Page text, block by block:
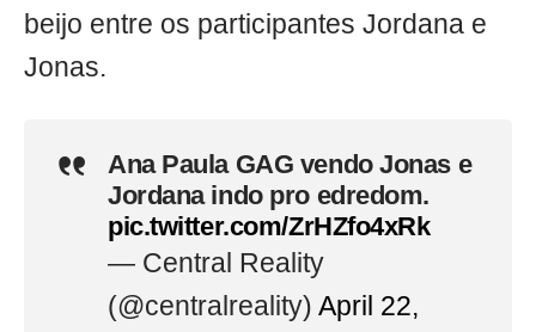
beijo entre os participantes Jordana e
Jonas.
Ana Paula GAG vendo Jonas e
Jordana indo pro edredom.
pic.twitter.com/ZrHZfo4xRk
— Central Reality
(@centralreality) April 22,